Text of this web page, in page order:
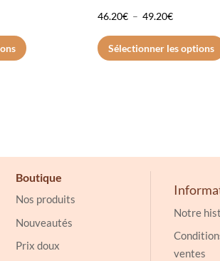
produit
être
choisies
sur
46.20€ – 49.20€Plage
de
prix :
Sélectionner les options
Boutique
Nos produits
Nouveautés
Prix doux
Notre
ventes